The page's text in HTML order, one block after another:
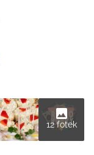
12 fotek